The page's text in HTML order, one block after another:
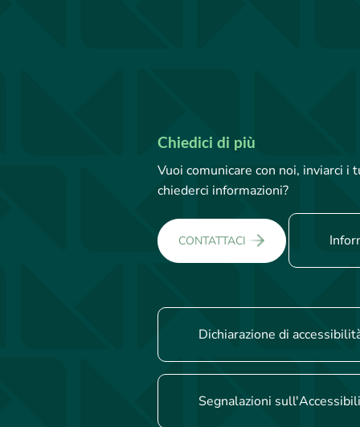
Chiedici di più
Vuoi comunicare con noi, inviarci
chiederci informazioni?
CONTATTACI
Dichiarazione di
Segnalazioni